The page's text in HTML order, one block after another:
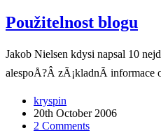
Použitelnost blogu
Jakob Nielsen kdysi napsal 10
alespoÅ?Â zÃ¡kladnÃ­
kryspin
20th October 2006
2 Comments